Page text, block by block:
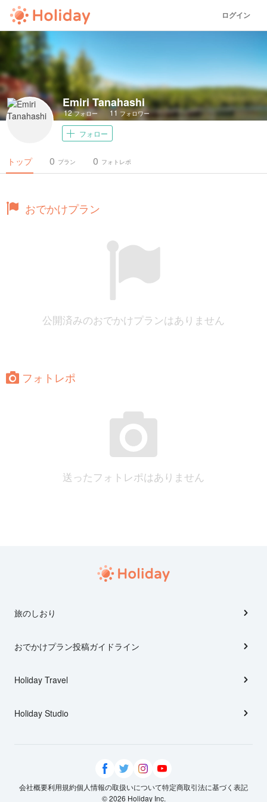
ログイン
Emiri Tanahashi
12フォロー 11 フォロワー
フォロー
トップ プラン
0 フォトレポ
0
おでかけプラン
公開済みのおでかけプランはありません
フォトレポ
送ったフォトレポはありません
旅のしおり
おでかけプラン投稿ガイドライン
Holiday Travel
Holiday Studio
会社概要利用規約個人情報の取扱いについて特定商取引法に基づく表記
© 2026 Holiday Inc.